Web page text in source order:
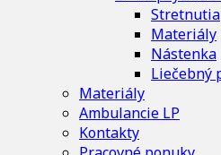
Stretnutia
Materiály
Nástenka
Liečebný
Materiály
Ambulancie LP
Kontakty